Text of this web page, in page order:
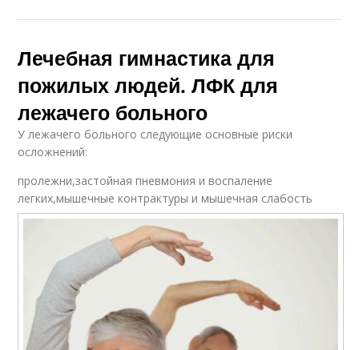
Лечебная гимнастика для
пожилых людей. ЛФК для
лежачего больного
У лежачего больного следующие основные риски
осложнений:
пролежни,застойная пневмония и воспаление
легких,мышечные контрактуры и мышечная слабость